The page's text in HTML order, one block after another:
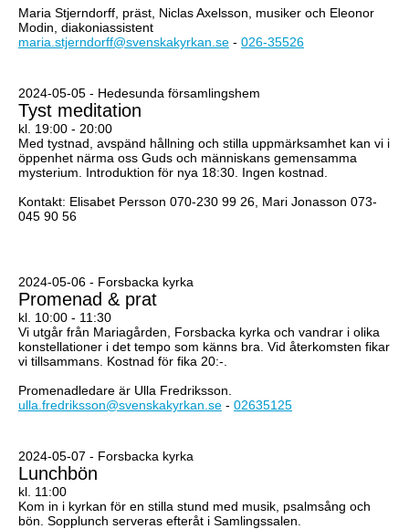
Maria Stjerndorff, präst, Niclas Axelsson, musiker och Eleonor
Modin, diakoniassistent
maria.stjerndorff@svenskakyrkan.se - 026-35526
2024-05-05 - Hedesunda församlingshem
Tyst meditation
kl. 19:00 - 20:00
Med tystnad, avspänd hållning och stilla uppmärksamhet kan vi i
öppenhet närma oss Guds och människans gemensamma
mysterium. Introduktion för nya 18:30. Ingen kostnad.
Kontakt: Elisabet Persson 070-230 99 26, Mari Jonasson 073-
045 90 56
2024-05-06 - Forsbacka kyrka
Promenad & prat
kl. 10:00 - 11:30
Vi utgår från Mariagården, Forsbacka kyrka och vandrar i olika
konstellationer i det tempo som känns bra. Vid återkomsten fikar
vi tillsammans. Kostnad för fika 20:-.
Promenadledare är Ulla Fredriksson.
ulla.fredriksson@svenskakyrkan.se - 02635125
2024-05-07 - Forsbacka kyrka
Lunchbön
kl. 11:00
Kom in i kyrkan för en stilla stund med musik, psalmsång och
bön. Sopplunch serveras efteråt i Samlingssalen.